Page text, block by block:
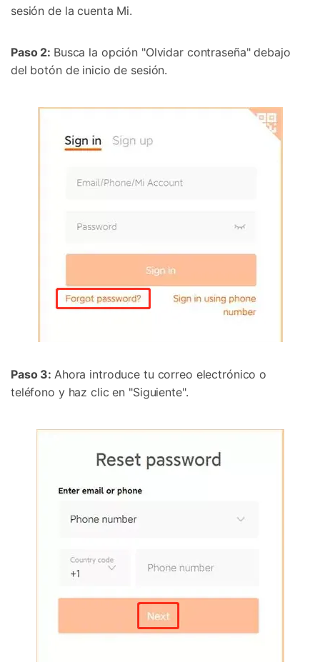
sesión de la cuenta Mi.
Paso 2: Busca la opción "Olvidar contraseña" debajo
del botón de inicio de sesión.
Paso 3: Ahora introduce tu correo electrónico o
teléfono y haz clic en "Siguiente".